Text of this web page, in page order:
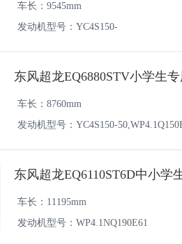
车长：9545mm
发动机型号：YC4S150-
东风超龙EQ6880STV小学生
车长：8760mm
发动机型号：YC4S150-
东风超龙EQ6110ST6D中小学
车长：11195mm
发动机型号：WP4.1NQ190E61